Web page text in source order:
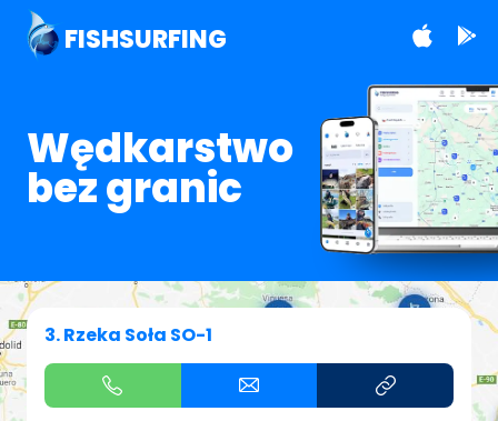
FISHSURFING
Wędkarstwo
bez granic
3. Rzeka Soła SO-1